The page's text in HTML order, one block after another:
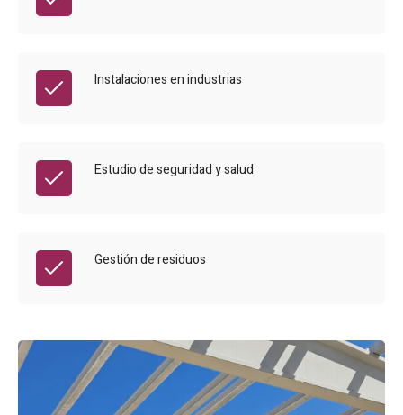
Instalaciones en industrias
Estudio de seguridad y salud
Gestión de residuos